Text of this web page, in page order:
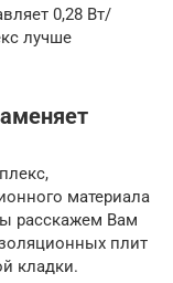
0,28 Вт/
лучше
материала
расскажем Вам
плит
кладки.